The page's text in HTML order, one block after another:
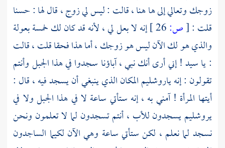
زوجك وتعالي إلى ها هنا ، قالت : ليس لي زوج ، قال لها : حسنا
قلت :[ص:
إنه لا بعل لي ، لأنه قد كان لك خمسة بعولة
والذي هو لك الآن ليس هو زوجك ، أما هذا فحقا قلت ، قالت
: يا سيد ! إني أرى أنك نبي ، آباؤنا سجدوا في هذا الجبل وأنتم
تقولون : إنهياروشليمالمكان الذي ينبغي أن يسجد فيه ، قال :
أيتها المرأة ! آمني به ، إنه ستأتي ساعة لا في هذا الجبل ولا في
يروشليم يسجدون للأب ، أنتم تسجدون لما لا تعلمون ونحن
نسجد لما نعلم ، لكن ستأتي ساعة وهي الآن لكيما الساجدون